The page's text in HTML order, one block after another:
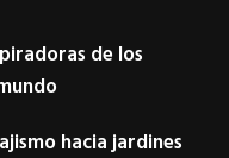
de los
hacia jardines